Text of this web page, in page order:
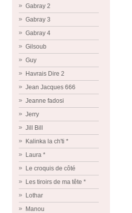
Gabray 2
Gabray 3
Gabray 4
Gilsoub
Guy
Havrais Dire 2
Jean Jacques 666
Jeanne fadosi
Jerry
Jill Bill
Kalinka la ch'ti *
Laura *
Le croquis de côté
Les tiroirs de ma tête *
Lothar
Manou